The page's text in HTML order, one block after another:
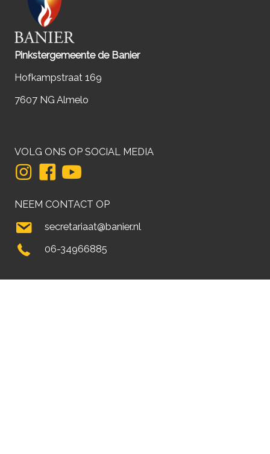
Pinkstergemeente de Banier
Hofkampstraat 169
7607 NG Almelo
VOLG ONS OP SOCIAL MEDIA
NEEM CONTACT OP
secretariaat@banier.nl
06-34966885
Vanaf december 2025 vinden al onze samenkomsten plaats